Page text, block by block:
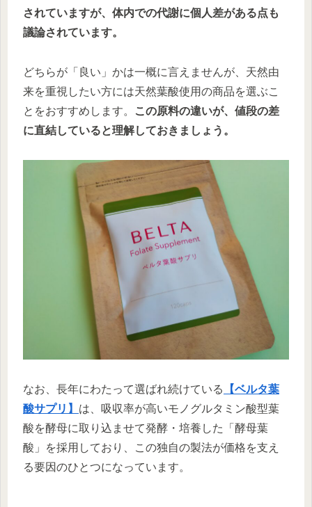
されていますが、体内での代謝に個人差がある点も
議論されています。
どちらが「良い」かは一概に言えませんが、天然由
来を重視したい方には天然葉酸使用の商品を選ぶこ
とをおすすめします。
この原料の違いが、値段の差
に直結していると理解しておきましょう。
なお、長年にわたって選ばれ続けている
【ベルタ葉
酸サプリ】 は、吸収率が高いモノグルタミン酸型葉
酸を酵母に取り込ませて発酵・培養した「酵母葉
酸」を採用しており、この独自の製法が価格を支え
る要因のひとつになっています。